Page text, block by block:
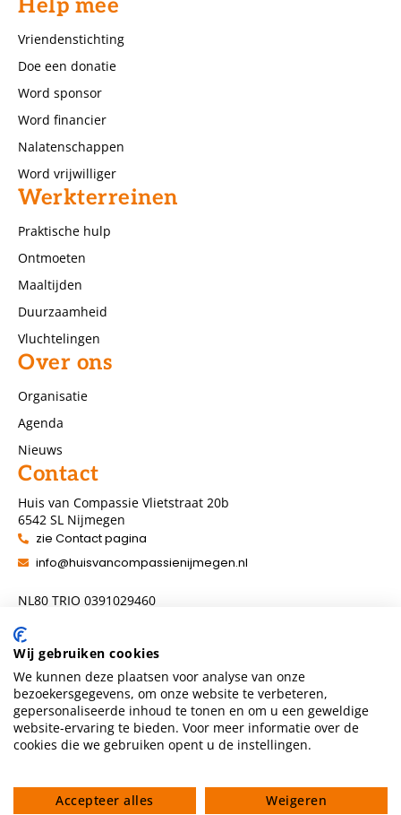
Help mee
Vriendenstichting
Doe een donatie
Word sponsor
Word financier
Nalatenschappen
Word vrijwilliger
Werkterreinen
Praktische hulp
Ontmoeten
Maaltijden
Duurzaamheid
Vluchtelingen
Over ons
Organisatie
Agenda
Nieuws
Contact
Huis van Compassie Vlietstraat 20b
6542 SL Nijmegen
zie Contact pagina
info@huisvancompassienijmegen.nl
NL80 TRIO 0391029460
Volg ons
Privacyverklaring Algemene voorwaarden Gedragscode
Wij gebruiken cookies
We kunnen deze plaatsen voor analyse van onze
bezoekersgegevens, om onze website te verbeteren,
gepersonaliseerde inhoud te tonen en om u een geweldige
website-ervaring te bieden. Voor meer informatie over de
cookies die we gebruiken opent u de instellingen.
Accepteer alles Weigeren